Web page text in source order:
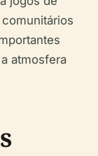
atmosfera